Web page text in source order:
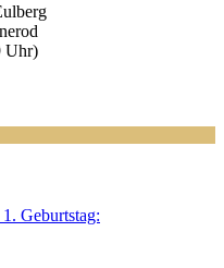
Uhr)
Geburtstag: